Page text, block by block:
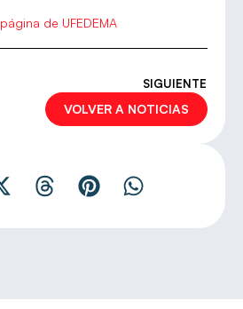
página de UFEDEMA
SIGUIENTE
VOLVER A NOTICIAS